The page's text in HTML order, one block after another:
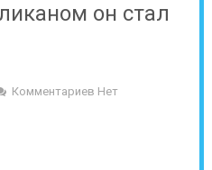
он стал
Комментариев Нет